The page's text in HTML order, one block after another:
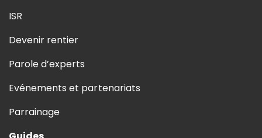
ISR
Devenir rentier
Parole d’experts
Evénements et partenariats
Parrainage